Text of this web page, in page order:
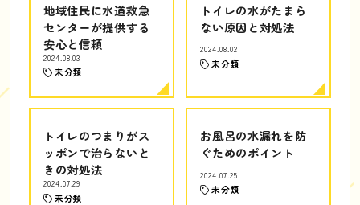
地域住民に水道救急
センターが提供する
安心と信頼
2024.08.03
未分類
トイレの水がたまら
ない原因と対処法
2024.08.02
未分類
トイレのつまりがス
ッポンで治らないと
きの対処法
2024.07.29
未分類
お風呂の水漏れを防
ぐためのポイント
2024.07.25
未分類